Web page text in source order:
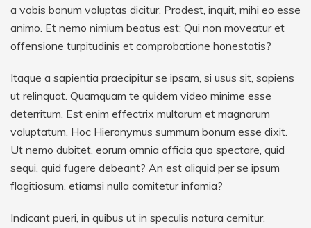
a vobis bonum voluptas dicitur. Prodest, inquit, mihi eo esse
animo. Et nemo nimium beatus est; Qui non moveatur et
offensione turpitudinis et comprobatione honestatis?
Itaque a sapientia praecipitur se ipsam, si usus sit, sapiens
ut relinquat. Quamquam te quidem video minime esse
deterritum. Est enim effectrix multarum et magnarum
voluptatum. Hoc Hieronymus summum bonum esse dixit.
Ut nemo dubitet, eorum omnia officia quo spectare, quid
sequi, quid fugere debeant? An est aliquid per se ipsum
flagitiosum, etiamsi nulla comitetur infamia?
Indicant pueri, in quibus ut in speculis natura cernitur.